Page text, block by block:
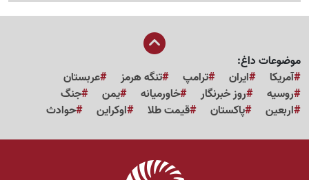
موضوعات داغ:
آمریکا
ایران ترامپ تنگه هرمز
عربستان
روسیه
روز خبرنگار خاورمیانه یمن
جنگ
اربعین
پاکستان قیمت طلا اوکراین حوادث